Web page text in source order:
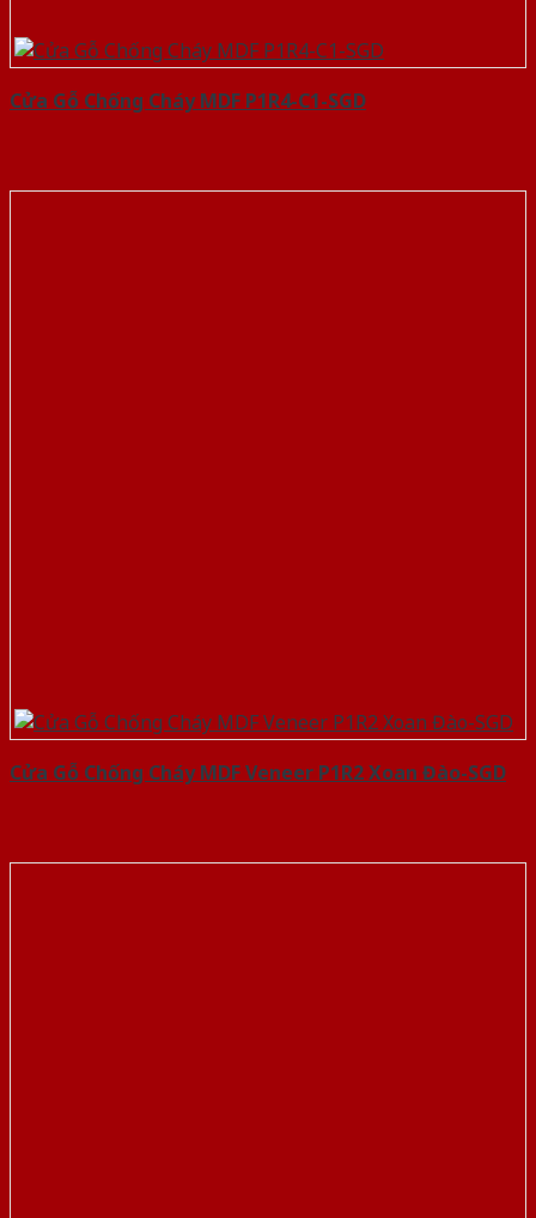
Cửa Gỗ Chống Cháy MDF P1R4-C1-SGD
Cửa Gỗ Chống Cháy MDF Veneer P1R2 Xoan Đào-SGD